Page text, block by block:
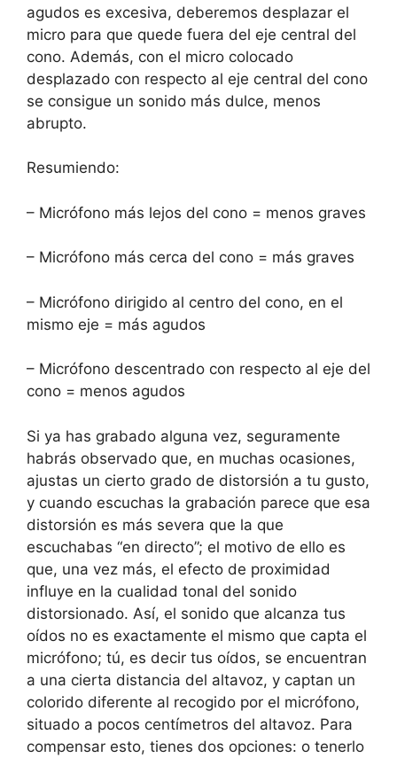
agudos es excesiva, deberemos desplazar el
micro para que quede fuera del eje central del
cono. Además, con el micro colocado
desplazado con respecto al eje central del cono
se consigue un sonido más dulce, menos
abrupto.
Resumiendo:
– Micrófono más lejos del cono = menos graves
– Micrófono más cerca del cono = más graves
– Micrófono dirigido al centro del cono, en el
mismo eje = más agudos
– Micrófono descentrado con respecto al eje del
cono = menos agudos
Si ya has grabado alguna vez, seguramente
habrás observado que, en muchas ocasiones,
ajustas un cierto grado de distorsión a tu gusto,
y cuando escuchas la grabación parece que esa
distorsión es más severa que la que
escuchabas “en directo”; el motivo de ello es
que, una vez más, el efecto de proximidad
influye en la cualidad tonal del sonido
distorsionado. Así, el sonido que alcanza tus
oídos no es exactamente el mismo que capta el
micrófono; tú, es decir tus oídos, se encuentran
a una cierta distancia del altavoz, y captan un
colorido diferente al recogido por el micrófono,
situado a pocos centímetros del altavoz. Para
compensar esto, tienes dos opciones: o tenerlo